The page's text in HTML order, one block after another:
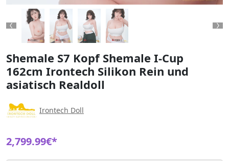
Previous
Shemale S7 Kopf Shemale I-Cup
162cm Irontech Silikon Rein und
asiatisch Realdoll
Irontech Doll
2,799.99€*